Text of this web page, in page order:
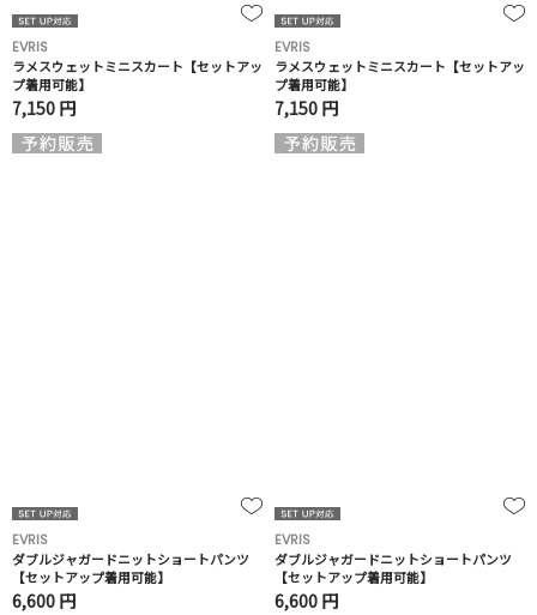
EVRIS
ラメスウェットミニスカート【セットアッ
プ着用可能】
7,150 円
EVRIS
ラメスウェットミニスカート【セットアッ
プ着用可能】
7,150 円
EVRIS
ダブルジャガードニットショートパンツ
【セットアップ着用可能】
6,600 円
EVRIS
ダブルジャガードニットショートパンツ
【セットアップ着用可能】
6,600 円